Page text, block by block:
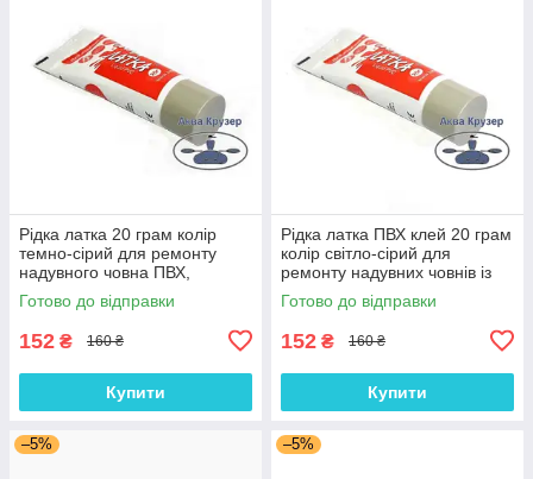
Рідка латка 20 грам колір
темно-сірий для ремонту
надувного човна ПВХ,
басейну ПВХ, надувного
матраца
Готово до відправки
152 ₴ 160 ₴
Купити
Рідка латка ПВХ клей 20 грам
колір світло-сірий для
ремонту надувних човнів із
ПВХ тканини Колібрі, Барк
Готово до відправки
152 ₴ 160 ₴
Купити
–5% –5%